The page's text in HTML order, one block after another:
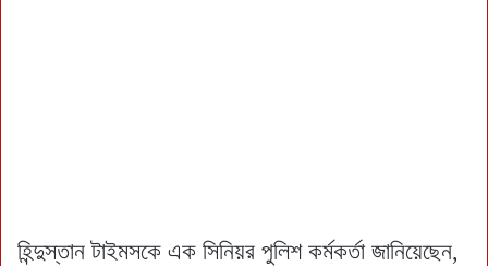
হিন্দুস্তান টাইমসকে এক সিনিয়র পুলিশ কর্মকর্তা জানিয়েছেন,